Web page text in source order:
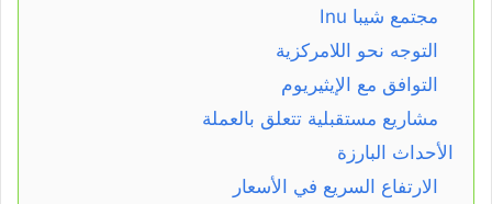
مجتمع شيبا Inu
التوجه نحو اللامركزية
التوافق مع الإيثيريوم
مشاريع مستقبلية تتعلق بالعملة
الأحداث البارزة
الارتفاع السريع في الأسعار